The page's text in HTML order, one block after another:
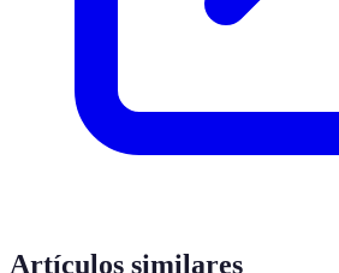
Artículos similares